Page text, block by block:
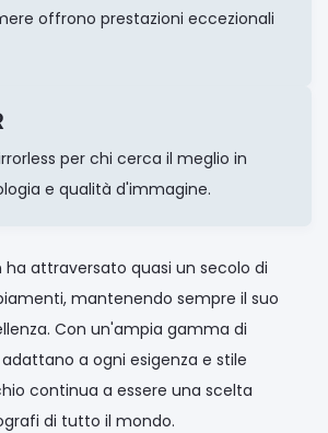
offrono prestazioni eccezionali
per chi cerca il meglio in
e qualità d'immagine.
ha attraversato quasi un secolo di
mantenendo sempre il suo
Con un'ampia gamma di
a ogni esigenza e stile
continua a essere una scelta
di tutto il mondo.